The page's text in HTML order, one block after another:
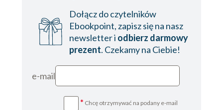
Dołącz do czytelników
Ebookpoint, zapisz się na nasz
newsletter i odbierz darmowy
prezent. Czekamy na Ciebie!
e-mail
* Chcę otrzymywać na podany e-mail